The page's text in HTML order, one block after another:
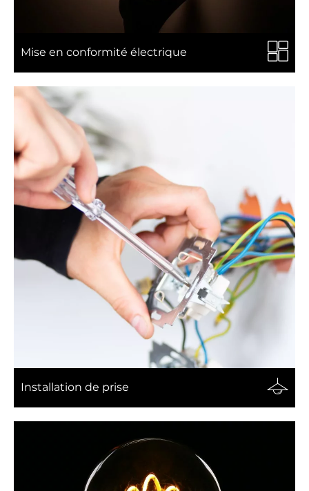
Mise en conformité électrique
Installation de prise